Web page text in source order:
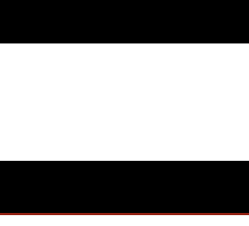
i dopasować je do modelu